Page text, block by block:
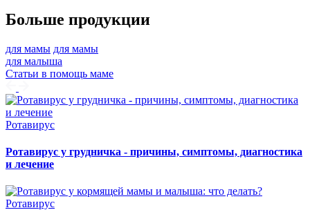
Больше продукции
для мамы для мамы
для малыша
Статьи в помощь маме
Ротавирус
Ротавирус у грудничка - причины, симптомы, диагностика
и лечение
Ротавирус